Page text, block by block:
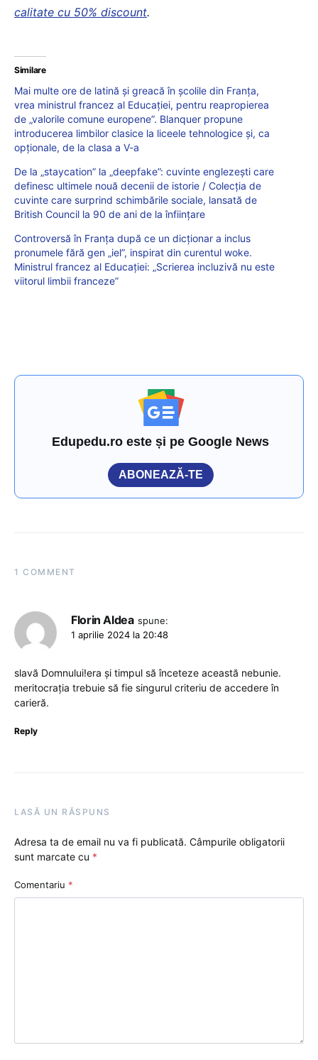
calitate cu 50% discount.
Similare
Mai multe ore de latină și greacă în școlile din Franța,
vrea ministrul francez al Educației, pentru reapropierea
de „valorile comune europene”. Blanquer propune
introducerea limbilor clasice la liceele tehnologice și, ca
opționale, de la clasa a V-a
De la „staycation” la „deepfake”: cuvinte englezești care
definesc ultimele nouă decenii de istorie / Colecția de
cuvinte care surprind schimbările sociale, lansată de
British Council la 90 de ani de la înființare
Controversă în Franța după ce un dicționar a inclus
pronumele fără gen „iel”, inspirat din curentul woke.
Ministrul francez al Educației: „Scrierea incluzivă nu este
viitorul limbii franceze”
Edupedu.ro este și pe Google News
ABONEAZĂ-TE
1 COMMENT
Florin Aldea spune:
1 aprilie 2024 la 20:48
slavă Domnului!era și timpul să înceteze această nebunie.
meritocrația trebuie să fie singurul criteriu de accedere în
carieră.
Reply
LASĂ UN RĂSPUNS
Adresa ta de email nu va fi publicată. Câmpurile obligatorii
sunt marcate cu *
Comentariu *